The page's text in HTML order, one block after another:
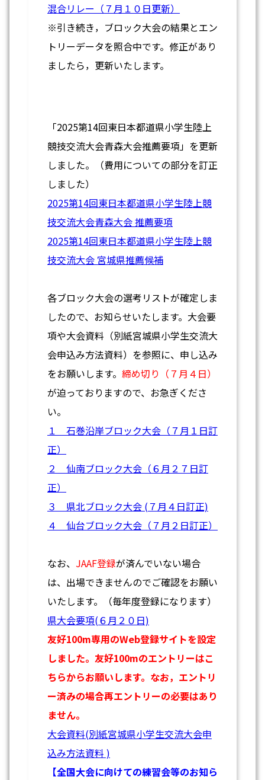
混合リレー（７月１０日更新）
※引き続き，ブロック大会の結果とエン
トリーデータを照合中です。修正があり
ましたら，更新いたします。
「2025第14回東日本都道県小学生陸上
競技交流大会青森大会推薦要項」を更新
しました。（費用についての部分を訂正
しました）
2025第14回東日本都道県小学生陸上競
技交流大会青森大会 推薦要項
2025第14回東日本都道県小学生陸上競
技交流大会 宮城県推薦候補
各ブロック大会の選考リストが確定しま
したので、お知らせいたします。大会要
項や大会資料（別紙宮城県小学生交流大
会申込み方法資料）を参照に、申し込み
をお願いします。 締め切り（７月４日）
が迫っておりますので、お急ぎくださ
い。
１ 石巻沿岸ブロック大会（７月１日訂
正）
２ 仙南ブロック大会（６月２７日訂
正）
３ 県北ブロック大会 (７月４日訂正)
４ 仙台ブロック大会（７月２日訂正）
なお、 JAAF登録が済んでいない場合
は、出場できませんのでご確認をお願い
いたします。（毎年度登録になります）
県大会要項(６月２０日)
友好100m専用のWeb登録サイトを設定
しました。友好100mのエントリーはこ
ちらからお願いします。なお，エントリ
ー済みの場合再エントリーの必要はあり
ません。
大会資料(別紙宮城県小学生交流大会申
込み方法資料 )
【全国大会に向けての練習会等のお知ら